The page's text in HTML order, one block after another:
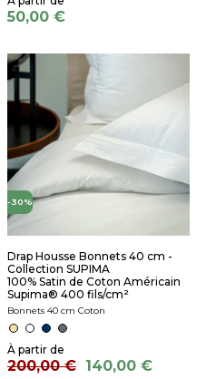
50,00 €
-30%
Drap Housse Bonnets 40 cm -
Collection SUPIMA
100% Satin de Coton Américain
Supima® 400 fils/cm²
Bonnets 40 cm Coton
200,00 € 140,00 €